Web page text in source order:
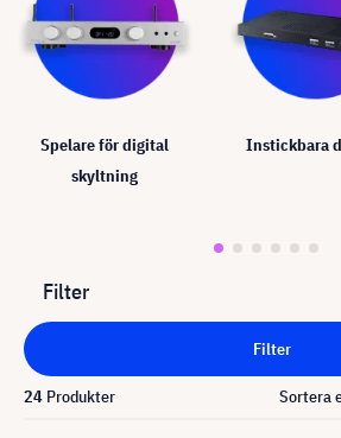
Spelare för digital
skyltning
Instickbara
Filter
Filter
24 Produkter Sortera